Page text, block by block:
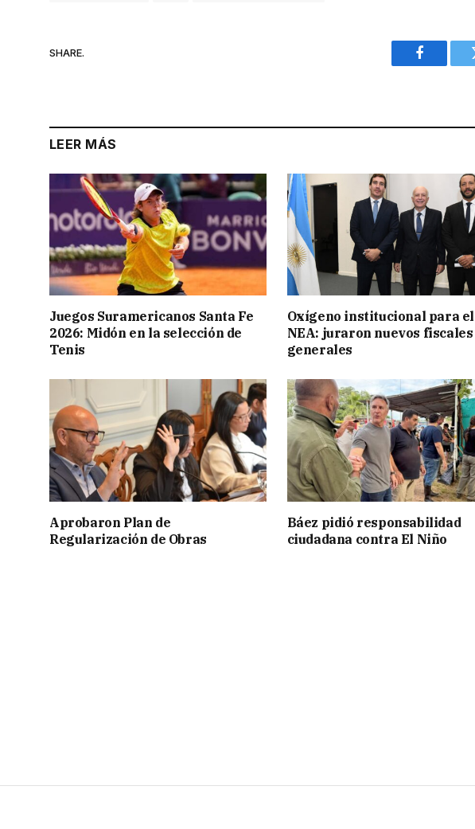
SHARE.
Facebook
LEER MÁS
Juegos Suramericanos Santa Fe
2026: Midón en la selección de
Tenis
Oxígeno institucional para el
NEA: juraron nuevos fiscales
generales
Aprobaron Plan de
Regularización de Obras
Báez pidió responsabilidad
ciudadana contra El Niño